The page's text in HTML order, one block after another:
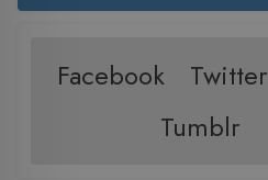
Facebook Twitter
Tumblr